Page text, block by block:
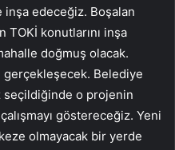
inşa edeceğiz. Boşalan
TOKİ konutlarını inşa
doğmuş olacak.
gerçekleşecek. Belediye
seçildiğinde o projenin
göstereceğiz. Yeni
olmayacak bir yerde